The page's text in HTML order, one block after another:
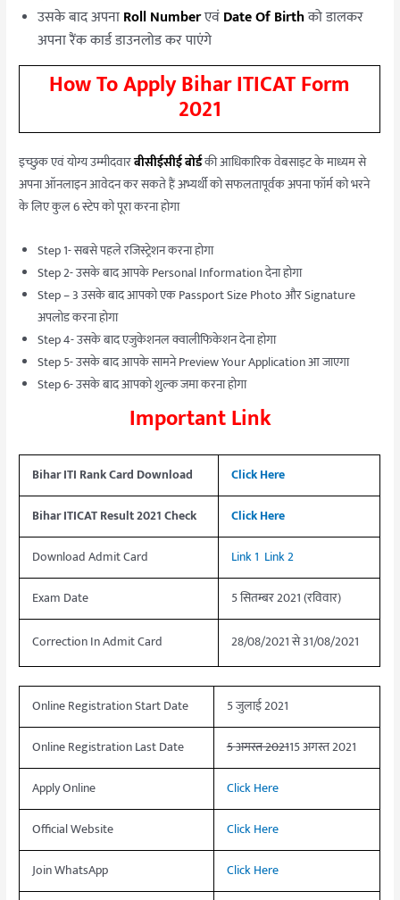
उसके बाद अपनाRoll NumberएवंDate Of Birthको डालकर
अपना रैंक कार्ड डाउनलोड कर पाएंगे
How To Apply Bihar ITICAT Form
2021
इच्छुक एवं योग्य उम्मीदवारबीसीईसीई बोर्डकी आधिकारिक वेबसाइट के माध्यम से
अपना ऑनलाइन आवेदन कर सकते हैं अभ्यर्थी को सफलतापूर्वक अपना फॉर्म को भरने
के लिए कुल 6 स्टेप को पूरा करना होगा
Step 1- सबसे पहले रजिस्ट्रेशन करना होगा
Step 2- उसके बाद आपके Personal Information देना होगा
Step – 3 उसके बाद आपको एक Passport Size Photo और Signature
अपलोड करना होगा
Step 4- उसके बाद एजुकेशनल क्वालीफिकेशन देना होगा
Step 5- उसके बाद आपके सामने Preview Your Application आ जाएगा
Step 6- उसके बाद आपको शुल्क जमा करना होगा
Important Link
Bihar ITI Rank Card Download Click Here
Bihar ITICAT Result 2021 Check Click Here
Download Admit Card Link 1 Link 2
Exam Date 5 सितम्बर 2021 (रविवार)
Correction In Admit Card 28/08/2021 से 31/08/2021
Online Registration Start Date 5 जुलाई 2021
Online Registration Last Date 5अगस्त202115 अगस्त 2021
Apply Online ClickHere
Official Website Click Here
Join WhatsApp Click Here